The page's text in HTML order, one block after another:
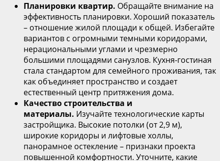
Планировки квартир. Обращайте внимание на
эффективность планировки. Хороший показатель
– отношение жилой площади к общей. Избегайте
вариантов с огромными темными коридорами,
нерациональными углами и чрезмерно
большими площадями санузлов. Кухня-гостиная
стала стандартом для семейного проживания, так
как объединяет пространство и создает
естественный центр притяжения дома.
Качество строительства и
материалы. Изучайте технологические карты
застройщика. Высокие потолки (от 2,9 м),
широкие коридоры и лифтовые холлы,
панорамное остекление – признаки проекта
повышенной комфортности. Уточните, какие